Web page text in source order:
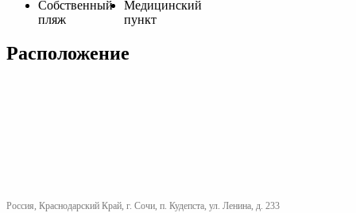
Cобственный
пляж
Медицинский
пункт
Расположение
Россия, Краснодарский Край, г. Сочи, п. Кудепста, ул. Ленина, д. 233